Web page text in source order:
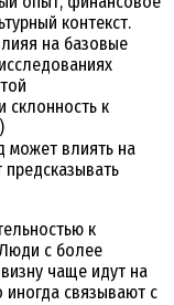
контекст.
на базовые
склонность к
может влиять на
к
с более
чаще идут на
связывают с